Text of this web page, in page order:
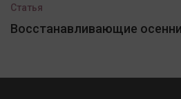
Статья
Восстанавливающие